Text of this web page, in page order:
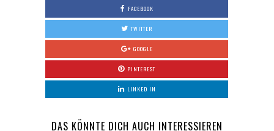
FACEBOOK
TWITTER
GOOGLE
PINTEREST
LINKED IN
DAS KÖNNTE DICH AUCH INTERESSIEREN